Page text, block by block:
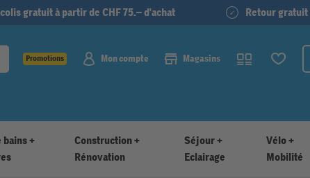
gratuit à partir de CHF 75.– d'achat Retour gratuit
Promotions Mon compte Magasins
bains +
Construction +
Rénovation
Séjour +
Eclairage
Vélo +
Mobilité